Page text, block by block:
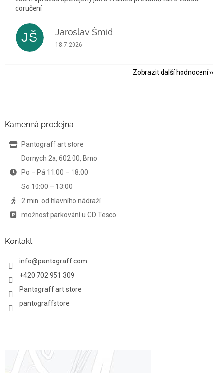
doručení
JŠ Jaroslav Šmíd
Hodnocení obchodu je 5 z 5 hvězdiček.
18.7.2026
Zobrazit další hodnocení
Kamenná prodejna
Pantograff art store
Dornych 2a, 602 00, Brno
Po – Pá 11:00 – 18:00
So 10:00 – 13:00
2 min. od hlavního nádraží
možnost parkování u OD Tesco
Kontakt
info@pantograff.com
+420 702 951 309
Pantograff art store
pantograffstore